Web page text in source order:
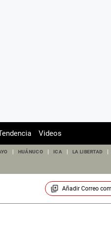
Videos
HUÁNUCO ICA LA LIBERTAD
Añadir Correo